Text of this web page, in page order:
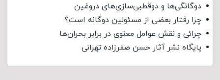
دوگانگی‌ها و دوقطبی‌سازی‌های دروغین
چرا رفتار بعضی از مسئولین دوگانه است؟
چرائی و نقش عوامل معنوی در برابر بحران‌ها
پایگاه نشر آثار حسن صفرزاده تهرانی